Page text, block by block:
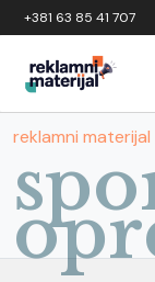
Skip to content
+381 63 85 41 707
reklamni materijal